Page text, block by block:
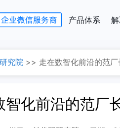
产品体系
究院 >> 走在数智化前沿的范